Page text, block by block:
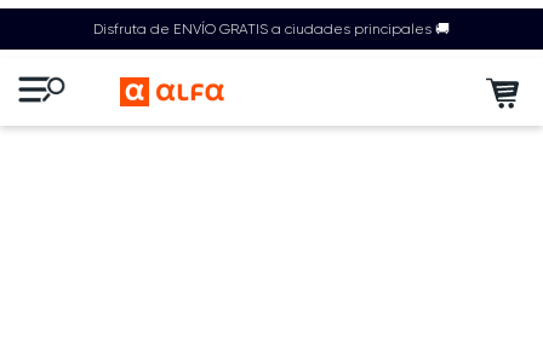
Disfruta de ENVÍO GRATIS a ciudades principales 🚚